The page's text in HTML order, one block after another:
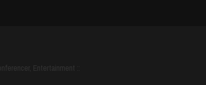
Entertainment ::